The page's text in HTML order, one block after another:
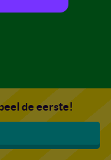
de eerste!